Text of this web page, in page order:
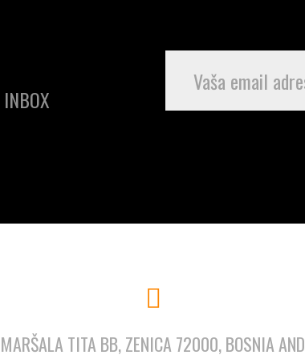
MARŠALA TITA BB, ZENICA 72000, BOSNIA AND